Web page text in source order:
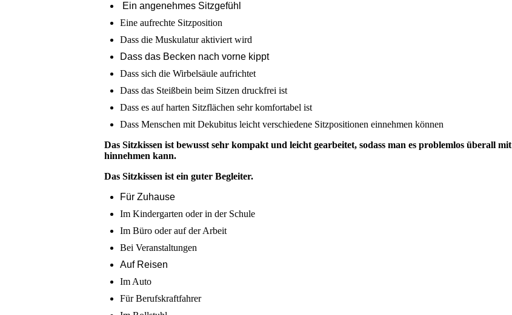
Ein angenehmes Sitzgefühl
Eine aufrechte Sitzposition
Dass die Muskulatur aktiviert wird
Dass das Becken nach vorne kippt
Dass sich die Wirbelsäule aufrichtet
Dass das Steißbein beim Sitzen druckfrei ist
Dass es auf harten Sitzflächen sehr komfortabel ist
Dass Menschen mit Dekubitus leicht verschiedene Sitzpositionen einnehmen können
Das Sitzkissen ist bewusst sehr kompakt und leicht gearbeitet, sodass man es problemlos überall mit
hinnehmen kann.
Das Sitzkissen ist ein guter Begleiter.
Für Zuhause
Im Kindergarten oder in der Schule
Im Büro oder auf der Arbeit
Bei Veranstaltungen
Auf Reisen
Im Auto
Für Berufskraftfahrer